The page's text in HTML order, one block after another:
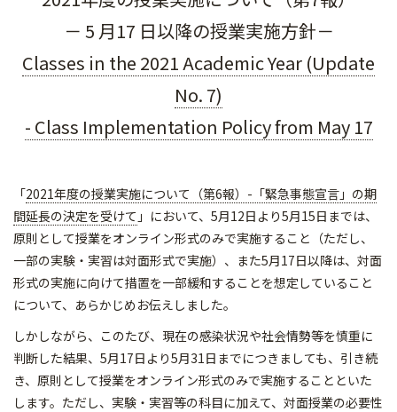
－ 5 月17 日以降の授業実施方針－
Classes in the 2021 Academic Year (Update
No. 7)
- Class Implementation Policy from May 17
「2021年度の授業実施について（第6報）-「緊急事態宣言」の期
間延長の決定を受けて 」において、5月12日より5月15日までは、
原則として授業をオンライン形式のみで実施すること（ただし、
一部の実験・実習は対面形式で実施）、また5月17日以降は、対面
形式の実施に向けて措置を一部緩和することを想定していること
について、あらかじめお伝えしました。
しかしながら、このたび、現在の感染状況や社会情勢等を慎重に
判断した結果、5月17日より5月31日までにつきましても、引き続
き、原則として授業をオンライン形式のみで実施することといた
します。ただし、実験・実習等の科目に加えて、対面授業の必要性